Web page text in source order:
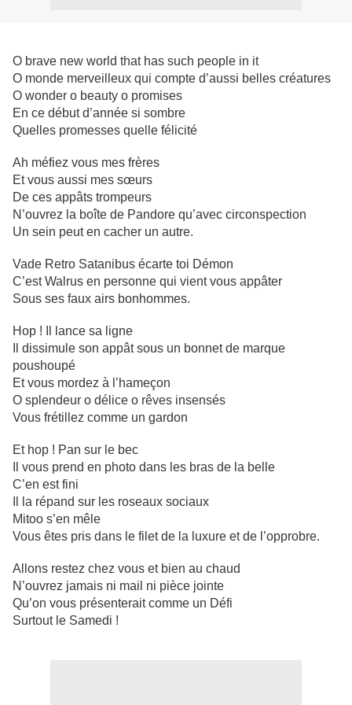
O brave new world that has such people in it
O monde merveilleux qui compte d’aussi belles créatures
O wonder o beauty o promises
En ce début d’année si sombre
Quelles promesses quelle félicité
Ah méfiez vous mes frères
Et vous aussi mes sœurs
De ces appâts trompeurs
N’ouvrez la boîte de Pandore qu’avec circonspection
Un sein peut en cacher un autre.
Vade Retro Satanibus écarte toi Démon
C’est Walrus en personne qui vient vous appâter
Sous ses faux airs bonhommes.
Hop ! Il lance sa ligne
Il dissimule son appât sous un bonnet de marque
poushoupé
Et vous mordez à l’hameçon
O splendeur o délice o rêves insensés
Vous frétillez comme un gardon
Et hop ! Pan sur le bec
Il vous prend en photo dans les bras de la belle
C’en est fini
Il la répand sur les roseaux sociaux
Mitoo s’en mêle
Vous êtes pris dans le filet de la luxure et de l’opprobre.
Allons restez chez vous et bien au chaud
N’ouvrez jamais ni mail ni pièce jointe
Qu’on vous présenterait comme un Défi
Surtout le Samedi !